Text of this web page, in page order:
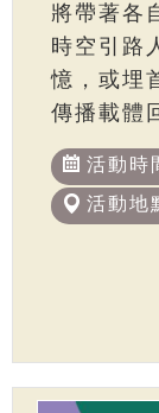
將帶著各
時空引路
憶，或埋
傳播載體
活動時
活動地